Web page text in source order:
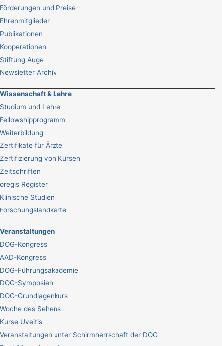
Förderungen und Preise
Ehrenmitglieder
Publikationen
Kooperationen
Stiftung Auge
Newsletter Archiv
Wissenschaft & Lehre
Studium und Lehre
Fellowshipprogramm
Weiterbildung
Zertifikate für Ärzte
Zertifizierung von Kursen
Zeitschriften
oregis Register
Klinische Studien
Forschungslandkarte
Veranstaltungen
DOG-Kongress
AAD-Kongress
DOG-Führungsakademie
DOG-Symposien
DOG-Grundlagenkurs
Woche des Sehens
Kurse Uveitis
Veranstaltungen unter Schirmherrschaft der DOG